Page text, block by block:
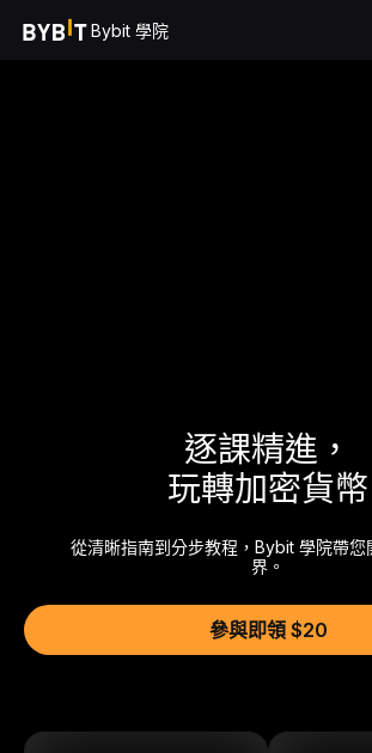
Bybit 學院
逐課精進，
玩轉加密貨幣
從清晰指南到分步教程，Bybit 學院帶您
界。
參與即領 $20